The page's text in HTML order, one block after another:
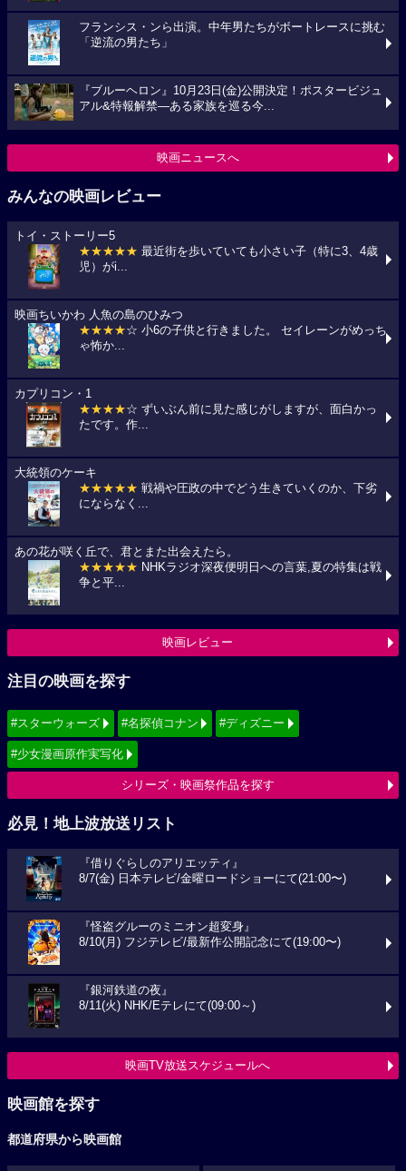
フランシス・ンら出演。中年男たちがボートレースに挑む
「逆流の男たち」
『ブルーヘロン』10月23日(金)公開決定！ポスタービジュ
アル&特報解禁―ある家族を巡る今...
映画ニュースへ
みんなの映画レビュー
トイ・ストーリー5
★★★★★ 最近街を歩いていても小さい子（特に3、4歳
児）がi...
映画ちいかわ 人魚の島のひみつ
★★★★☆ 小6の子供と行きました。 セイレーンがめっち
ゃ怖か...
カプリコン・1
★★★★☆ ずいぶん前に見た感じがしますが、面白かっ
たです。作...
大統領のケーキ
★★★★★ 戦禍や圧政の中でどう生きていくのか、下劣
にならなく...
あの花が咲く丘で、君とまた出会えたら。
★★★★★ NHKラジオ深夜便明日への言葉,夏の特集は戦
争と平...
映画レビュー
注目の映画を探す
#スターウォーズ #名探偵コナン #ディズニー
#少女漫画原作実写化
シリーズ・映画祭作品を探す
必見！地上波放送リスト
『借りぐらしのアリエッティ』
8/7(金) 日本テレビ/金曜ロードショーにて(21:00〜)
『怪盗グルーのミニオン超変身』
8/10(月) フジテレビ/最新作公開記念にて(19:00〜)
『銀河鉄道の夜』
8/11(火) NHK/Eテレにて(09:00～)
映画TV放送スケジュールへ
映画館を探す
都道府県から映画館